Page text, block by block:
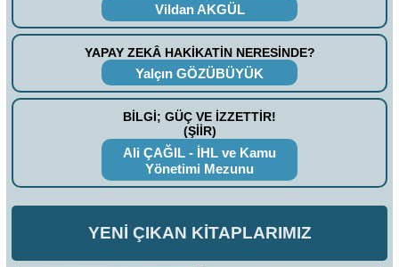
Vildan AKGÜL
YAPAY ZEKÂ HAKİKATİN NERESİNDE?
Yalçın GÖZÜBÜYÜK
BİLGİ; GÜÇ VE İZZETTİR!
(ŞİİR)
Ali ÇAĞIL - İHL ve Kamu
Yönetimi Mezunu
YENİ ÇIKAN KİTAPLARIMIZ